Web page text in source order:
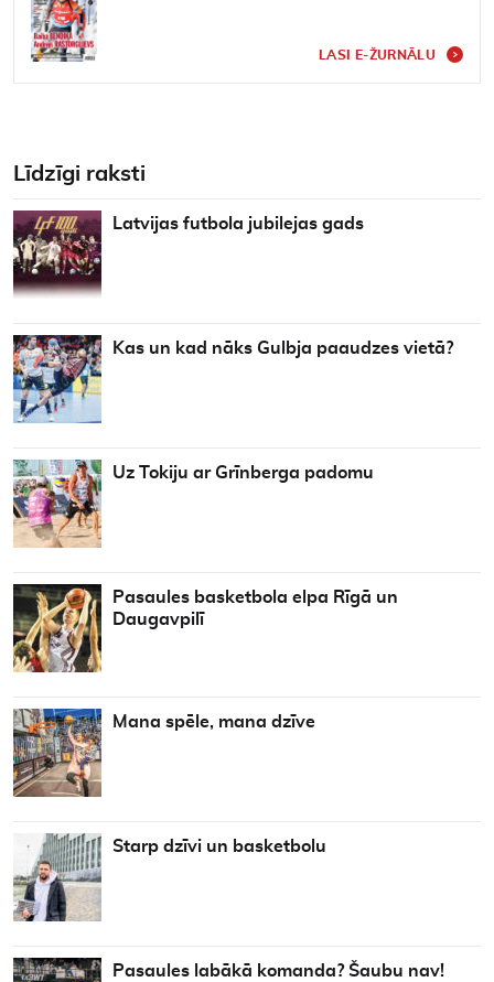
LASI E-ŽURNĀLU
Līdzīgi raksti
Latvijas futbola jubilejas gads
Kas un kad nāks Gulbja paaudzes vietā?
Uz Tokiju ar Grīnberga padomu
Pasaules basketbola elpa Rīgā un
Daugavpilī
Mana spēle, mana dzīve
Starp dzīvi un basketbolu
Pasaules labākā komanda? Šaubu nav!